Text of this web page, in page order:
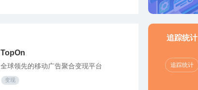
TopOn
全球领先的移动广告聚合变现平台
变现
追踪统计
追踪统计